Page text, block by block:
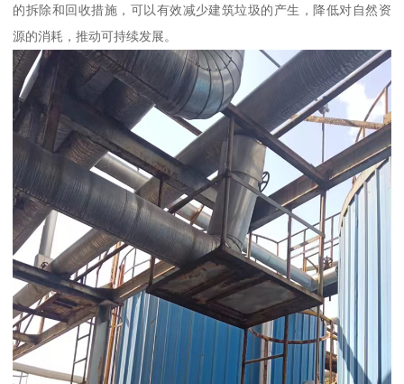
的拆除和回收措施，可以有效减少建筑垃圾的产生，降低对自然资
源的消耗，推动可持续发展。